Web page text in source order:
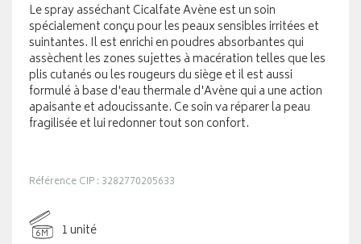
Le spray asséchant Cicalfate Avène est un soin
spécialement conçu pour les peaux sensibles irritées et
suintantes. Il est enrichi en poudres absorbantes qui
assèchent les zones sujettes à macération telles que les
plis cutanés ou les rougeurs du siège et il est aussi
formulé à base d'eau thermale d'Avène qui a une action
apaisante et adoucissante. Ce soin va réparer la peau
fragilisée et lui redonner tout son confort.
Référence CIP : 3282770205633
6M
1 unité